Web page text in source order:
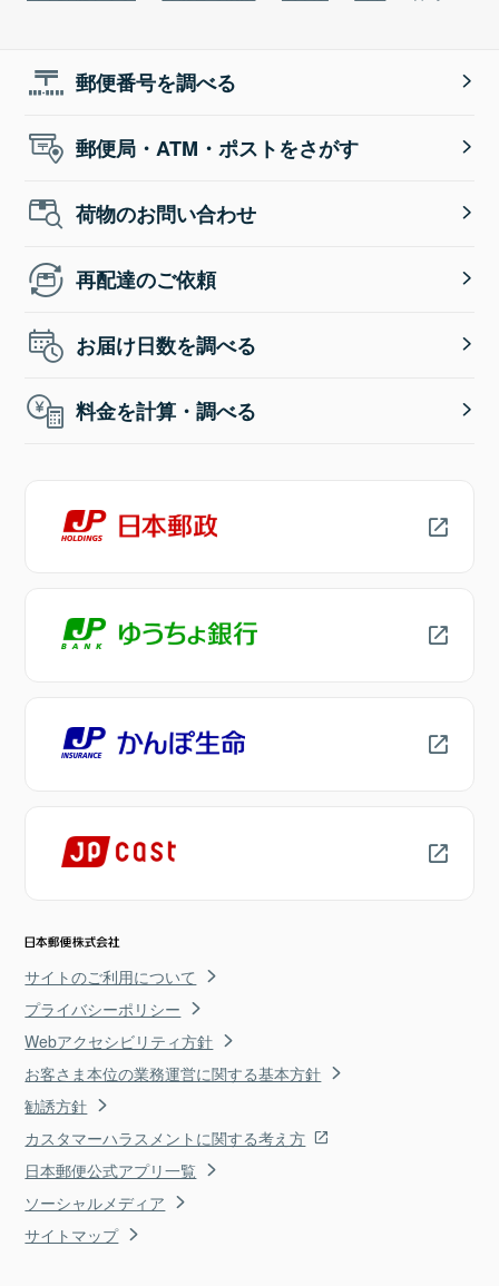
郵便番号を調べる
郵便局・ATM・ポストをさがす
荷物のお問い合わせ
再配達のご依頼
お届け日数を調べる
料金を計算・調べる
サイトのご利用について
プライバシーポリシー
Webアクセシビリティ方針
お客さま本位の業務運営に関する基本方針
勧誘方針
カスタマーハラスメントに関する考え方
日本郵便公式アプリ一覧
ソーシャルメディア
サイトマップ